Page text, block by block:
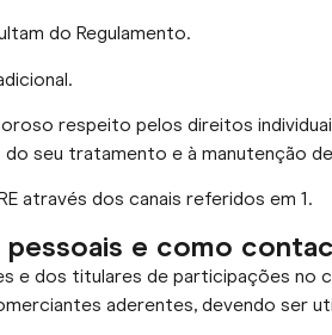
do Regulamento.
respeito pelos direitos
seu tratamento e à manutenção
através dos canais referidos em 1.
e como
e dos titulares de participações no
aderentes, devendo ser